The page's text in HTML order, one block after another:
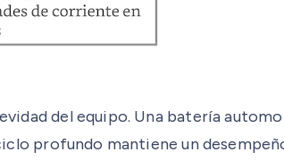
del equipo. Una batería
profundo mantiene un